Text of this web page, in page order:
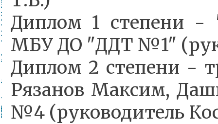
Диплом 1 степени -
МБУ ДО "ДДТ №1"
Диплом 2 степени -
Рязанов Максим,
№4 (руководитель